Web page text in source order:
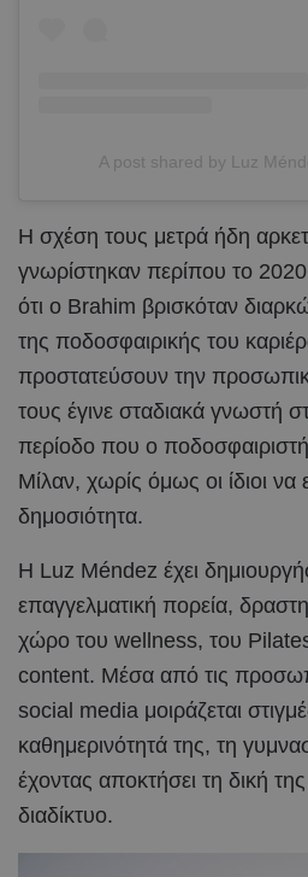
A post shared by Luz
Η σχέση τους μετρά ήδη
γνωρίστηκαν περίπου το
ότι ο Brahim βρισκόταν
της ποδοσφαιρικής του
προστατεύσουν την
τους έγινε σταδιακά γνωστή
περίοδο που ο
Μίλαν, χωρίς όμως οι ίδιοι να
δημοσιότητα.
Η Luz Méndez έχει
επαγγελματική πορεία,
χώρο του wellness, του
content. Μέσα από τις
social media μοιράζεται
καθημερινότητά της, τη
έχοντας αποκτήσει τη δική
διαδίκτυο.